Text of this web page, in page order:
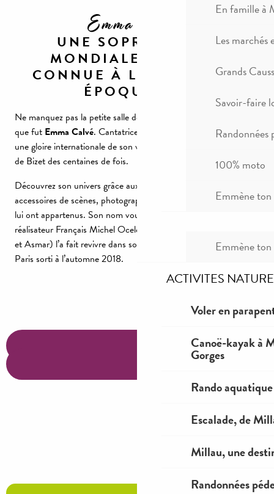
En famille à
Les marchés
Grands
Savoir-faire
Randonnées
100% moto
Emmène
Emmène
ACTIVITES NATURE
Voler en
Canoë-kayak à
Gorges
Rando
Escalade, de
Millau, une
Randonnées
Emma Calvé
UNE SOPRANO
MONDIALEMENT
CONNUE À LA BELLE
ÉPOQUE
Ne manquez pas la petite salle dédiée à la très grande soprano
que fut Emma Calvé. Cantatrice à la Belle Epoque elle connut
une gloire internationale de son vivant. Elle interpréta Carmen
de Bizet des centaines de fois.
Découvrez son univers grâce aux nombreux costumes et
accessoires de scènes, photographies, disques et partitions qui
lui ont appartenus. Son nom vous dit quelque chose ? Le
réalisateur Français Michel Ocelot (Kirikou et la sorcière, Azur
et Asmar) l’a fait revivre dans son dernier dessin animé Dilili à
Paris sorti à l’automne 2018.